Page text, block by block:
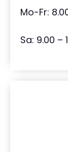
Mo-Fr:
Sa: 9.00 –